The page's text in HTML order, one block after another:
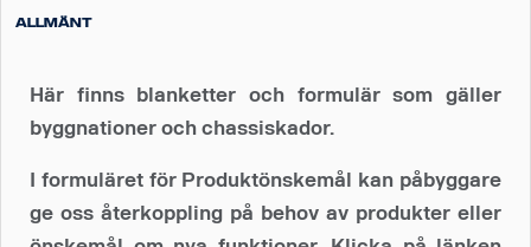
Allmänt
Här finns blanketter och formulär som gäller
byggnationer och chassiskador.
I formuläret för Produktönskemål kan påbyggare
ge oss återkoppling på behov av produkter eller